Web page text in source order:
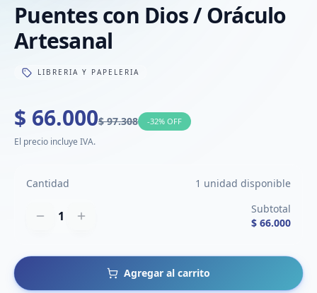
Puentes con Dios / Oráculo
Artesanal
LIBRERIA Y PAPELERIA
$ 66.000$ 97.308 -32% OFF
El precio incluye IVA.
Cantidad 1 unidad disponible
1
Subtotal
$ 66.000
Agregar al carrito